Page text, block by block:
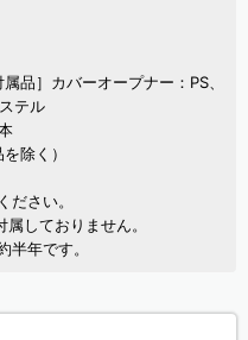
品］カバーオープナー：PS、
テル
除く）
さい。
しておりません。
年です。